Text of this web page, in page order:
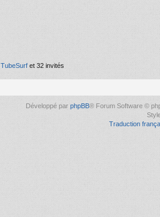
TubeSurf et 32 invités
Développé par phpBB® Forum Software ©
Traduction